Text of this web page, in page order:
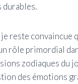
reste convaincue
rôle primordial
zodiaques du
des émotions